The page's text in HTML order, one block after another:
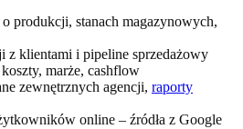
produkcji, stanach magazynowych,
z klientami i pipeline sprzedażowy
marże, cashflow
zewnętrznych agencji, raporty
online – źródła z Google